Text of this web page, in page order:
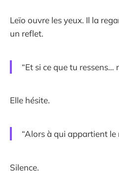
Leïo ouvre les yeux. Il la
un reflet.
“Et si ce que tu ressens…
Elle hésite.
“Alors à qui appartient le
Silence.